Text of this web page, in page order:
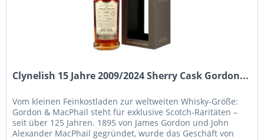
Clynelish 15 Jahre 2009/2024 Sherry Cask Gordon...
Vom kleinen Feinkostladen zur weltweiten Whisky-Größe:
Gordon & MacPhail steht für exklusive Scotch-Raritäten –
seit über 125 Jahren. 1895 von James Gordon und John
Alexander MacPhail gegründet, wurde das Geschäft von